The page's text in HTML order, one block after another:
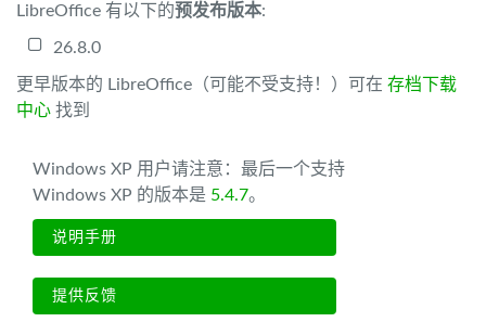
LibreOffice 有以下的预发布版本:
26.8.0
更早版本的 LibreOffice（可能不受支持！）可在 存档下载
中心 找到
Windows XP 用户请注意：最后一个支持
Windows XP 的版本是 5.4.7。
说明手册
提供反馈